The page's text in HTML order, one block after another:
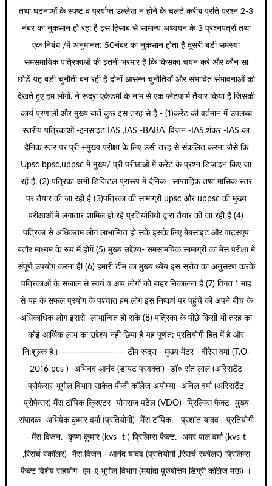
तथा घटनाओं के स्पष्ट व प्रर्याप्त उल्लेख न होने के चलते करीब प्रति प्रश्न 2-3
नंबर का नुकसान हो रहा है इस हिसाब से सामान्य अध्ययन के 3 प्रश्नपत्रों तथा
एक निबंध /में अनुमानत: 50नंबर का नुकसान होता है दूसरी बडी समस्या
समसमायिक पत्रिकाओं की इतनी भरमार है कि किसका चयन करे और कौन सा
छोडें यह बडी चुनौती बन रही है दोनों आसन्न चुनौतियों और संभावित संभावनाओं को
देखते हुए हम लोगों. ने रूद्रा एकेडमी के नाम से एक प्लेटफार्म तैयार किया है जिसकी
कार्य प्रणाली और मुख्य बातें कुछ इस तरह से है - (1)करेंट की वर्तमान में उपलब्ध
स्तरीय पत्रिकाओं -इनसाइट IAS ,IAS -BABA ,विजन -IAS,शंकर -IAS का
दैनिक स्तर पर प्री +मुख्य परीक्षा के लिए उसी तरह से संकलित करना जैसे कि
Upsc bpsc,uppsc में मुख्य/ प्री परीक्षाओं में करेंट के प्रश्न डिजाइन किए जा
रहें हैं. (2) पत्रिका अभी डिजिटल प्रारूप में दैनिक , साप्ताहिक तथा मासिक स्तर
पर तैयार की जा रही है (3)पत्रिका की सामाग्री upsc और uppsc की मुख्य
परीक्षाओं में लगातार शामिल हो रहे प्रतियोगियों द्वारा तैयार की जा रही है (4)
पत्रिका से अधिकतम लोग लाभान्वित हो सकें इसके लिए बेबसाइट और वाट्सएप
बतौर माध्यम के रूप में होगें (5) मुख्य उद्देश्य- समसामयिक सामाग्री का मेंस परीक्षा में
संपूर्ण उपयोग करना हैl (6) हमारी टीम का मुख्य ध्येय इस स्रोत का अनुसरण करके
पत्रिकाओं के संजाल से स्वयं व आप लोगों को बाहर निकालना है (7) विगत 1 माह
से यह के सफल प्रयोग के पश्चात हम लोग इस निष्कर्ष पर पहुंचें की अपने बीच के
अधिकाधिक लोग इससे -लाभान्वित हो सकें (8) पत्रिका के पीछे किसी भी तरह का
कोई आर्थिक लाभ का उद्देश्य नहीं छिपा है यह पूर्णत: प्रतियोगी हित में है और
नि:शुल्क है। --------------------- टीम रूद्रा - मुख्य मेंटर - वीरेेस वर्मा (T.O-
2016 pcs ) -अभिनव आनंद (डायट प्रवक्ता) -डॉ० संत लाल (अस्सिटेंट
प्रोफेसर-भूगोल विभाग साकेत पीजी कॉलेज अयोघ्या -अनिल वर्मा (अस्सिटेंट
प्रोफेसर) मेंस टॉपिक क्रिएटर -योगराज पटेल (VDO)- प्रिलिम्स फैक्ट -मुख्य
संपादक -अभिषेक कुमार वर्मा (प्रतियोगी)- मेंस टॉपिक. - प्रशांत यादव - प्रतियोगी
- मेंस विजन. -कृष्ण कुमार (kvs -t ) प्रिलिम्स फैक्ट. -अमर पाल वर्मा (kvs-t
,रिसर्च स्कॉलर)- मेंस विजन - आनंद यादव (प्रतियोगी ,रिसर्च स्कॉलर)-प्रिलिम्स
फैक्ट विशेष सहयोग- एम .ए भूगोल विभाग (मर्यादा पुरुषोत्तम डिग्री कॉलेज मऊ) ।